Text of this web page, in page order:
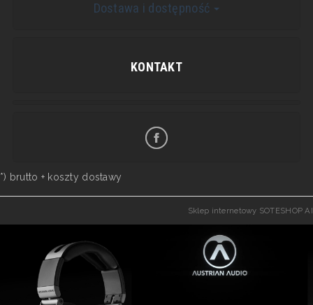
Dostawa i dostępność
KONTAKT
*) brutto + koszty dostawy
Sklep internetowy SOTESHOP AI